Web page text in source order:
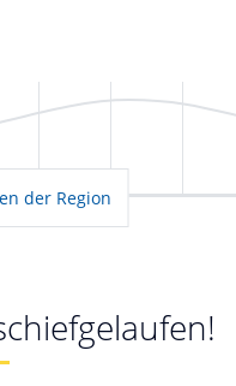
der Region